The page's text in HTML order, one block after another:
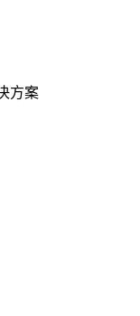
方案